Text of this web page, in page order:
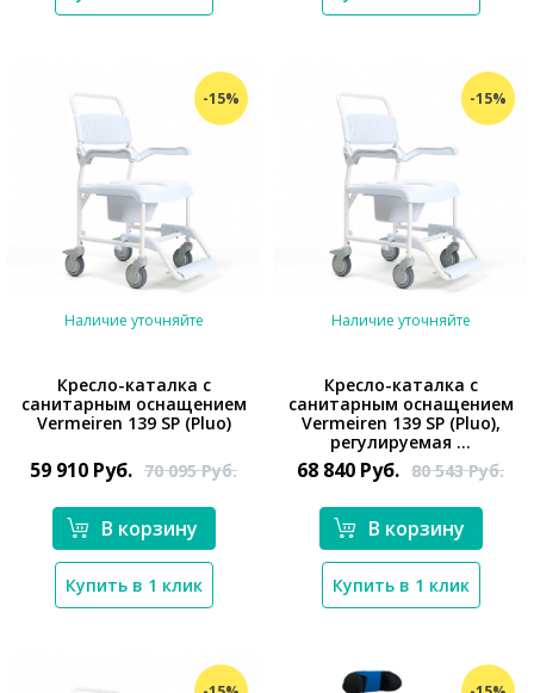
-15%
*}
Наличие уточняйте
Кресло-каталка с
санитарным оснащением
Vermeiren 139 SP (Pluo)
59 910 Руб. 70 095Руб.
В корзину
Купить в 1 клик
-15%
*}
Наличие уточняйте
Кресло-каталка с
санитарным оснащением
Vermeiren 139 SP (Pluo),
регулируемая ...
68 840 Руб. 80 543Руб.
В корзину
Купить в 1 клик